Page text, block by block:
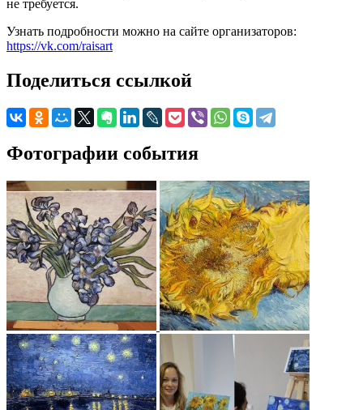
не требуется.
Узнать подробности можно на сайте организаторов:
https://vk.com/raisart
Поделиться ссылкой
Фотографии события